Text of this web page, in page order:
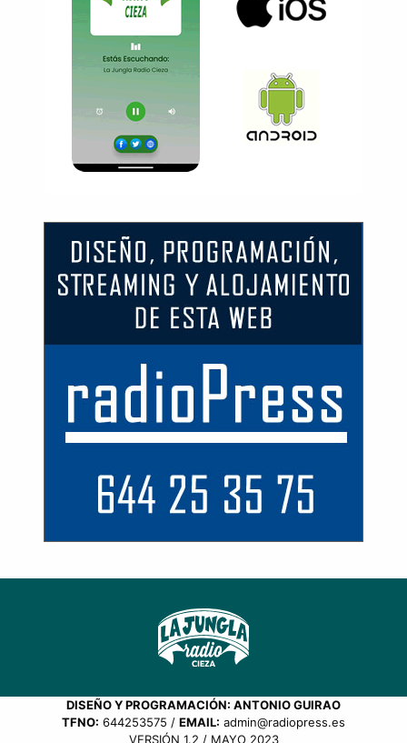
DISEÑO Y PROGRAMACIÓN: ANTONIO GUIRAO
TFNO: 644253575 / EMAIL: admin@radiopress.es
VERSIÓN 1.2 / MAYO 2023